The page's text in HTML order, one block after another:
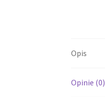
Opis
Opinie (0)